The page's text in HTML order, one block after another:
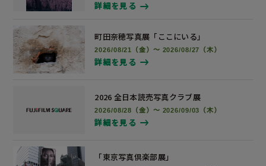
詳細を見る
町田奈穂写真展 「ここにいる」
2026/08/21（金）～ 2026/08/27（木）
詳細を見る
2026 全日本読売写真クラブ展
2026/08/28（金）～ 2026/09/03（木）
詳細を見る
「東京写真倶楽部展」